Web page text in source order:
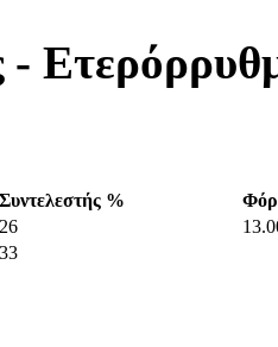
Συντελεστής %
26
33